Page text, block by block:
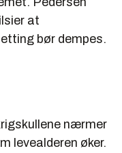
at
bør dempes.
nærmer
levealderen øker.